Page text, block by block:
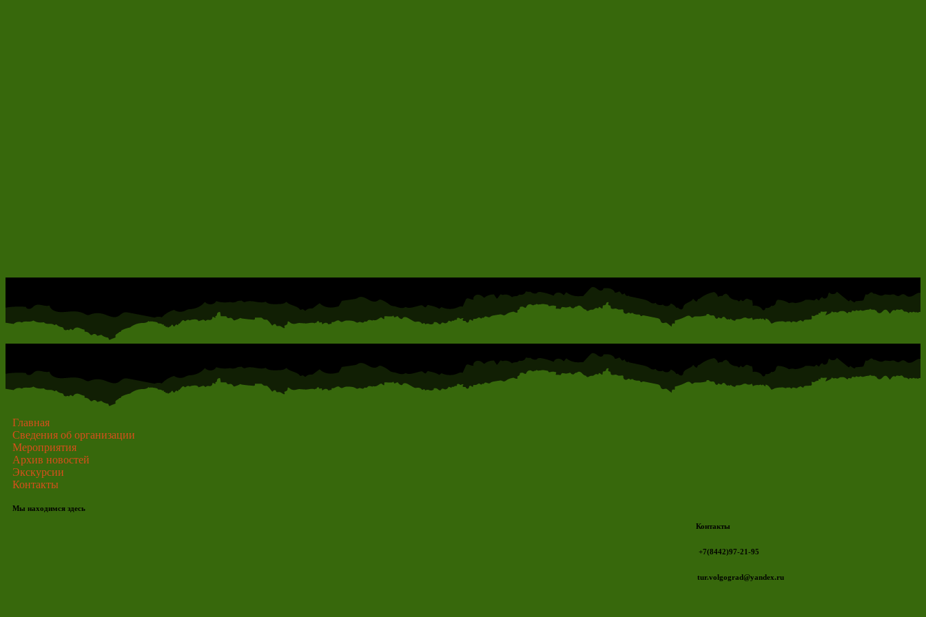
Главная
Сведения об организации
Мероприятия
Архив новостей
Экскурсии
Контакты
Мы находимся здесь
Контакты
+7(8442)97-21-95
tur.volgograd@yandex.ru